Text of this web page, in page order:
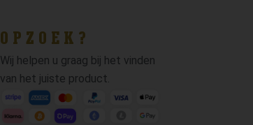
OPZOEK?
Wij helpen u graag bij het vinden
van het juiste product.